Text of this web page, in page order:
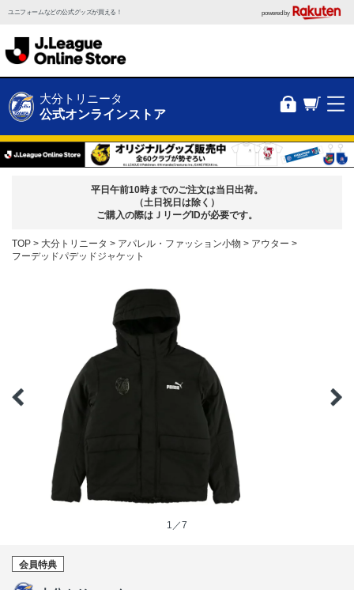
ユニフォームなどの公式グッズが買える！ powered by
大分トリニータ
公式オンラインストア
平日午前10時までのご注文は当日出荷。
（土日祝日は除く）
ご購入の際はＪリーグIDが必要です。
TOP 大分トリニータ アパレル・ファッション小物
アウター
フーデッドパデッドジャケット
1／7
会員特典